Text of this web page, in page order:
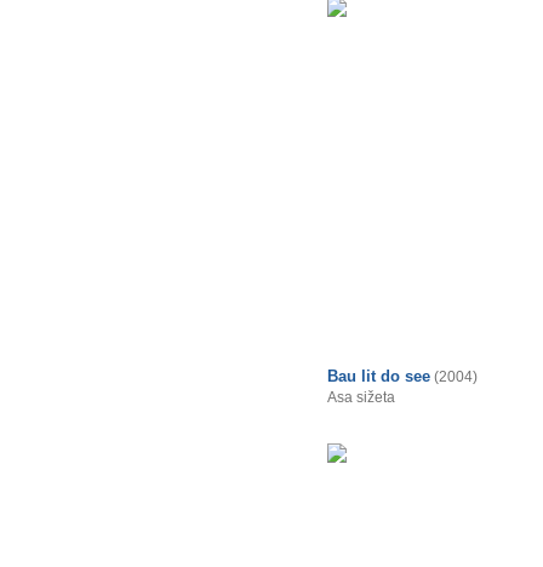
Bau lit do see (2004)
Asa sižeta